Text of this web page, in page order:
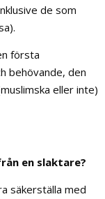
de som
första
behövande, den
eller inte)
en slaktare?
säkerställa med